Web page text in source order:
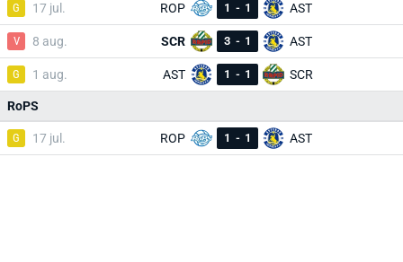
G 17 jul. ROP 1 - 1 AST
V 8 aug. SCR 3 - 1 AST
G 1 aug. AST 1 - 1 SCR
RoPS
G 17 jul. ROP 1 - 1 AST